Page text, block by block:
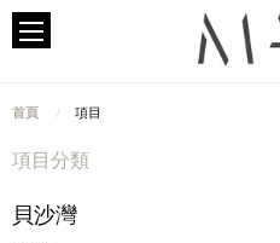
首頁 項目
項目分類
貝沙灣